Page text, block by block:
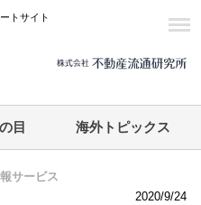
トサイト
目 海外トピックス
サービス
2020/9/24